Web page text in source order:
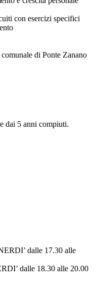
con esercizi specifici
di Ponte Zanano
dai 5 anni compiuti.
dalle 17.30 alle
dalle 18.30 alle 20.00